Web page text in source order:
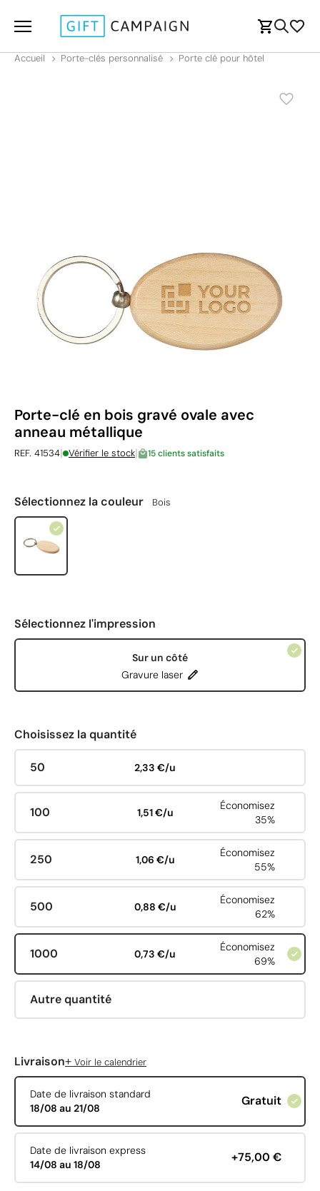
Accueil Porte-clés personnalisé Porte clé pour hôtel
Porte-clé en bois gravé ovale avec
anneau métallique
REF. 41534| Vérifier le stock| 15 clients satisfaits
Sélectionnez la couleur Bois
Sélectionnez l'impression
Sur un côté
Gravure laser
Choisissez la quantité
50 2,33 €/u
100 1,51 €/u
Économisez
35%
250 1,06 €/u
Économisez
55%
500 0,88 €/u
Économisez
62%
1000 0,73 €/u
Économisez
69%
Autre quantité
Livraison+ Voir le calendrier
Date de livraison standard
18/08 au 21/08
Gratuit
Date de livraison express
14/08 au 18/08
+75,00 €